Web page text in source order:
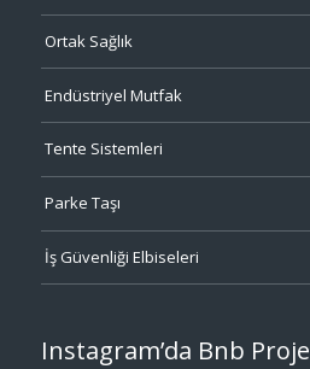
Ortak Sağlık
Endüstriyel Mutfak
Tente Sistemleri
Parke Taşı
İş Güvenliği Elbiseleri
Instagram’da Bnb Proje